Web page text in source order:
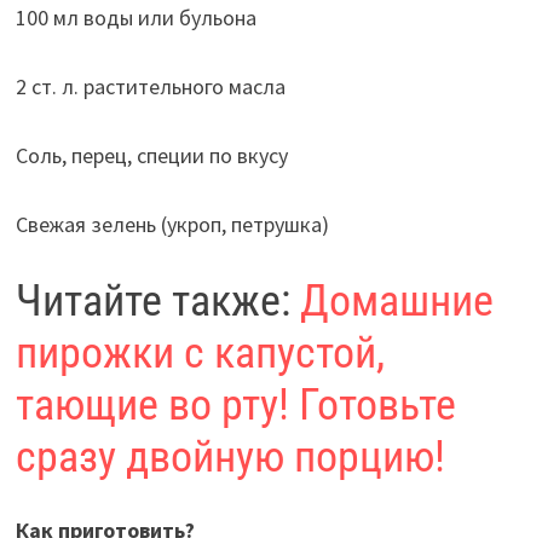
100 мл воды или бульона
2 ст. л. растительного масла
Соль, перец, специи по вкусу
Свежая зелень (укроп, петрушка)
Читайте также: Домашние
пирожки с капустой,
тающие во рту! Готовьте
сразу двойную порцию!
Как приготовить?